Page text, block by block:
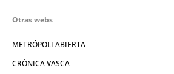
Otras webs
METRÓPOLI ABIERTA
CRÓNICA VASCA